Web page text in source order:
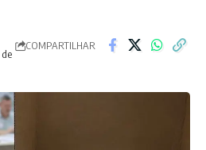
COMPARTILHAR